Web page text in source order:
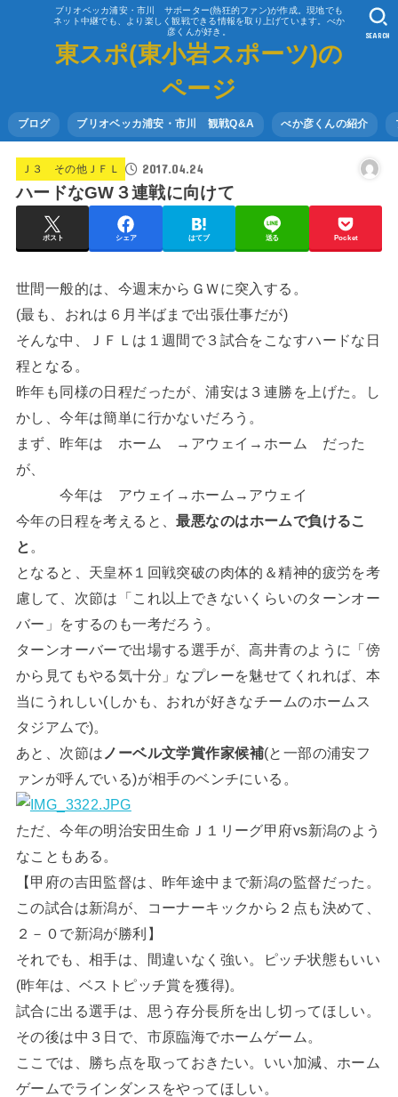
ブリオベッカ浦安・市川 サポーター(熱狂的ファン)が作成。現地でも
ネット中継でも、より楽しく観戦できる情報を取り上げています。べか
彦くんが好き。
東スポ(東小岩スポーツ)の
ページ
ブログ ブリオベッカ浦安・市川 観戦Q&A べか彦くんの紹介
SEARCH
Ｊ３ その他ＪＦＬ 2017.04.24
ハードなGW３連戦に向けて
ポスト シェア はてブ 送る Pocket
世間一般的は、今週末からＧＷに突入する。
(最も、おれは６月半ばまで出張仕事だが)
そんな中、ＪＦＬは１週間で３試合をこなすハードな日
程となる。
昨年も同様の日程だったが、浦安は３連勝を上げた。し
かし、今年は簡単に行かないだろう。
まず、昨年は ホーム →アウェイ→ホーム だった
が、
今年は アウェイ→ホーム→アウェイ
今年の日程を考えると、最悪なのはホームで負けるこ
と
となると、天皇杯１回戦突破の肉体的＆精神的疲労を考
慮して、次節は「これ以上できないくらいのターンオー
バー」をするのも一考だろう。
ターンオーバーで出場する選手が、高井青のように「傍
から見てもやる気十分」なプレーを魅せてくれれば、本
当にうれしい(しかも、おれが好きなチームのホームス
タジアムで)。
あと、次節は ノーベル文学賞作家候補(と一部の浦安フ
ァンが呼んでいる)が相手のベンチにいる。
ただ、今年の明治安田生命Ｊ１リーグ甲府vs新潟のよう
なこともある。
【甲府の吉田監督は、昨年途中まで新潟の監督だった。
この試合は新潟が、コーナーキックから２点も決めて、
２－０で新潟が勝利】
それでも、相手は、間違いなく強い。ピッチ状態もいい
(昨年は、ベストピッチ賞を獲得)。
試合に出る選手は、思う存分長所を出し切ってほしい。
その後は中３日で、市原臨海でホームゲーム。
ここでは、勝ち点を取っておきたい。いい加減、ホーム
ゲームでラインダンスをやってほしい。